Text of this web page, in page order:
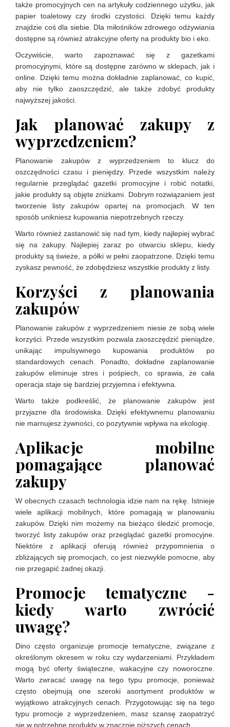
także promocyjnych cen na artykuły codziennego użytku, jak
papier toaletowy czy środki czystości. Dzięki temu każdy
znajdzie coś dla siebie. Dla miłośników zdrowego odżywiania
dostępne są również atrakcyjne oferty na produkty bio i eko.
Oczywiście, warto zapoznawać się z gazetkami
promocyjnymi, które są dostępne zarówno w sklepach, jak i
online. Dzięki temu można dokładnie zaplanować, co kupić,
aby nie tylko zaoszczędzić, ale także zdobyć produkty
najwyższej jakości.
Jak planować zakupy z
wyprzedzeniem?
Planowanie zakupów z wyprzedzeniem to klucz do
oszczędności czasu i pieniędzy. Przede wszystkim należy
regularnie przeglądać gazetki promocyjne i robić notatki,
jakie produkty są objęte zniżkami. Dobrym rozwiązaniem jest
tworzenie listy zakupów opartej na promocjach. W ten
sposób unikniesz kupowania niepotrzebnych rzeczy.
Warto również zastanowić się nad tym, kiedy najlepiej wybrać
się na zakupy. Najlepiej zaraz po otwarciu sklepu, kiedy
produkty są świeże, a półki w pełni zaopatrzone. Dzięki temu
zyskasz pewność, że zdobędziesz wszystkie produkty z listy.
Korzyści z planowania
zakupów
Planowanie zakupów z wyprzedzeniem niesie ze sobą wiele
korzyści. Przede wszystkim pozwala zaoszczędzić pieniądze,
unikając impulsywnego kupowania produktów po
standardowych cenach. Ponadto, dokładne zaplanowanie
zakupów eliminuje stres i pośpiech, co sprawia, że cała
operacja staje się bardziej przyjemna i efektywna.
Warto także podkreślić, że planowanie zakupów jest
przyjazne dla środowiska. Dzięki efektywnemu planowaniu
nie marnujesz żywności, co pozytywnie wpływa na ekologię.
Aplikacje mobilne
pomagające planować
zakupy
W obecnych czasach technologia idzie nam na rękę. Istnieje
wiele aplikacji mobilnych, które pomagają w planowaniu
zakupów. Dzięki nim możemy na bieżąco śledzić promocje,
tworzyć listy zakupów oraz przeglądać gazetki promocyjne.
Niektóre z aplikacji oferują również przypomnienia o
zbliżających się promocjach, co jest niezwykle pomocne, aby
nie przegapić żadnej okazji.
Promocje tematyczne -
kiedy warto zwrócić
uwagę?
Dino często organizuje promocje tematyczne, związane z
określonym okresem w roku czy wydarzeniami. Przykładem
mogą być oferty świąteczne, wakacyjne czy noworoczne.
Warto zwracać uwagę na tego typu promocje, ponieważ
często obejmują one szeroki asortyment produktów w
wyjątkowo atrakcyjnych cenach. Przygotowując się na tego
typu promocje z wyprzedzeniem, masz szansę zaopatrzyć
się w potrzebne produkty w znacznie niższych cenach.